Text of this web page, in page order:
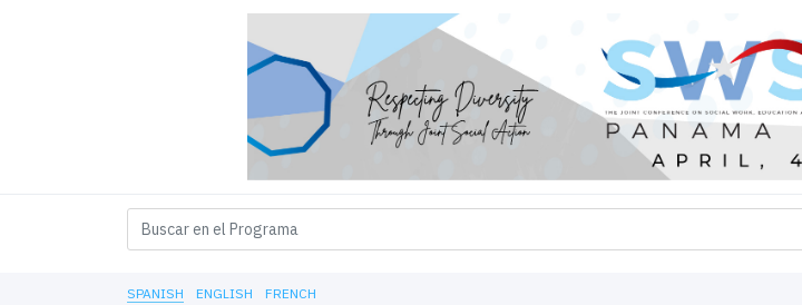
SPANISH ENGLISH FRENCH